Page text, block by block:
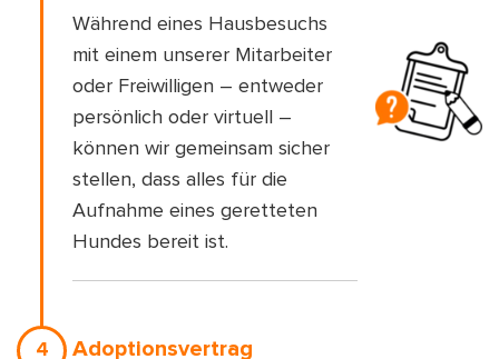
Während eines Hausbesuchs
mit einem unserer Mitarbeiter
oder Freiwilligen – entweder
persönlich oder virtuell –
können wir gemeinsam sicher
stellen, dass alles für die
Aufnahme eines geretteten
Hundes bereit ist.
4 Adoptionsvertrag